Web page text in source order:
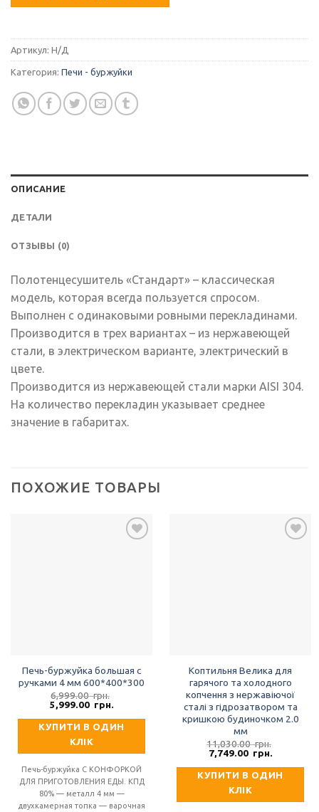
Артикул: Н/Д
Категория: Печи - буржуйки
ОПИСАНИЕ
ДЕТАЛИ
ОТЗЫВЫ (0)
Полотенцесушитель «Стандарт» – классическая
модель, которая всегда пользуется спросом.
Выполнен с одинаковыми ровными перекладинами.
Производится в трех вариантах – из нержавеющей
стали, в электрическом варианте, электрический в
цвете.
Производится из нержавеющей стали марки AISI 304.
На количество перекладин указывает среднее
значение в габаритах.
ПОХОЖИЕ ТОВАРЫ
Печь-буржуйка большая с
ручками 4 мм 600*400*300
6,999.00грн.
Первоначальная
цена
составляла
6,999.00
5,999.00 грн.
5,999.00
грн..
КУПИТИ В ОДИН
КЛІК
Печь-буржуйка С КОНФОРКОЙ
ДЛЯ ПРИГОТОВЛЕНИЯ ЕДЫ. КПД
80% — металл 4 мм —
двухкамерная топка — варочная
Коптильня Велика для
гарячого та холодного
копчення з нержавіючої
сталі з гідрозатвором та
кришкою будиночком 2.0
мм
11,030.00грн.
Первоначальная
цена
составляла
11,030.00
7,749.00 грн.
7,749.00
грн..
КУПИТИ В ОДИН
КЛІК